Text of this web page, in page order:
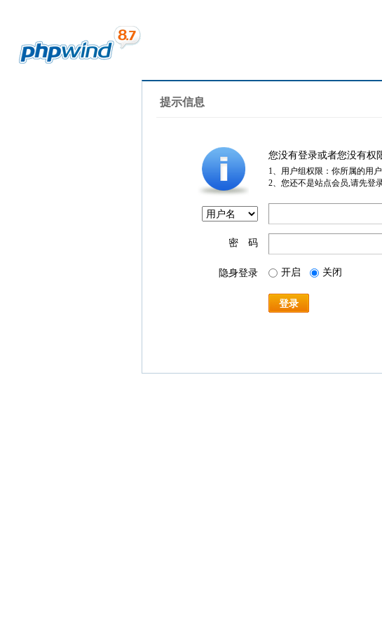
提示信息
您没有登录或者您没有权
1、用户组权限：你所属的用
2、您还不是站点会员,请先登
密 码
隐身登录 开启 关闭
登录